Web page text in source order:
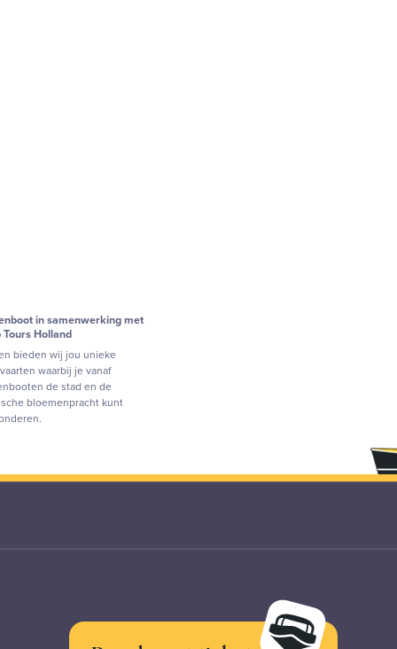
in samenwerking met
Tours Holland
bieden wij jou unieke
waarbij je vanaf
de stad en de
bloemenpracht kunt